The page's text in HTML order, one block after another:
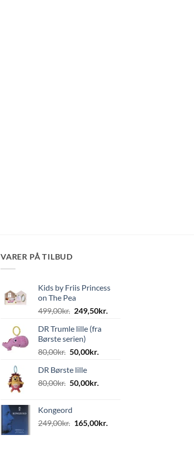
VARER PÅ TILBUD
Kids by Friis Princess
on The Pea
499,00kr. Den
pris
var:
499,00kr..
249,50kr.
DR Trumle lille (fra
Børste serien)
80,00kr. Den
pris
var:
50,00kr.
er:
DR Børste lille
80,00kr. Den
var:
80,00kr..
50,00kr.
50,00kr..
Kongeord
249,00kr. Den
165,00kr.